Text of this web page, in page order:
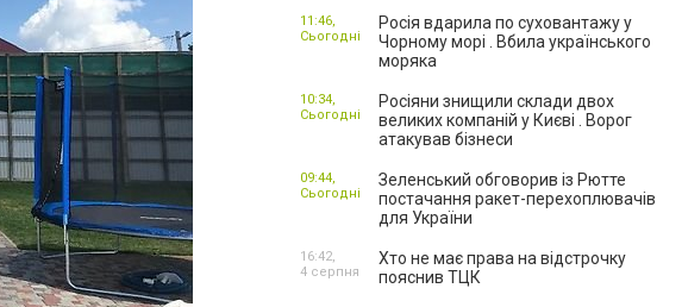
Росія вдарила по суховантажу у
Чорному морі . Вбила українського
моряка
11:46,
Сьогодні
Росіяни знищили склади двох
великих компаній у Києві . Ворог
атакував бізнеси
10:34,
Сьогодні
Зеленський обговорив із Рютте
постачання ракет-перехоплювачів
для України
09:44,
Сьогодні
Хто не має права на відстрочку
пояснив ТЦК
16:42,
4 серпня